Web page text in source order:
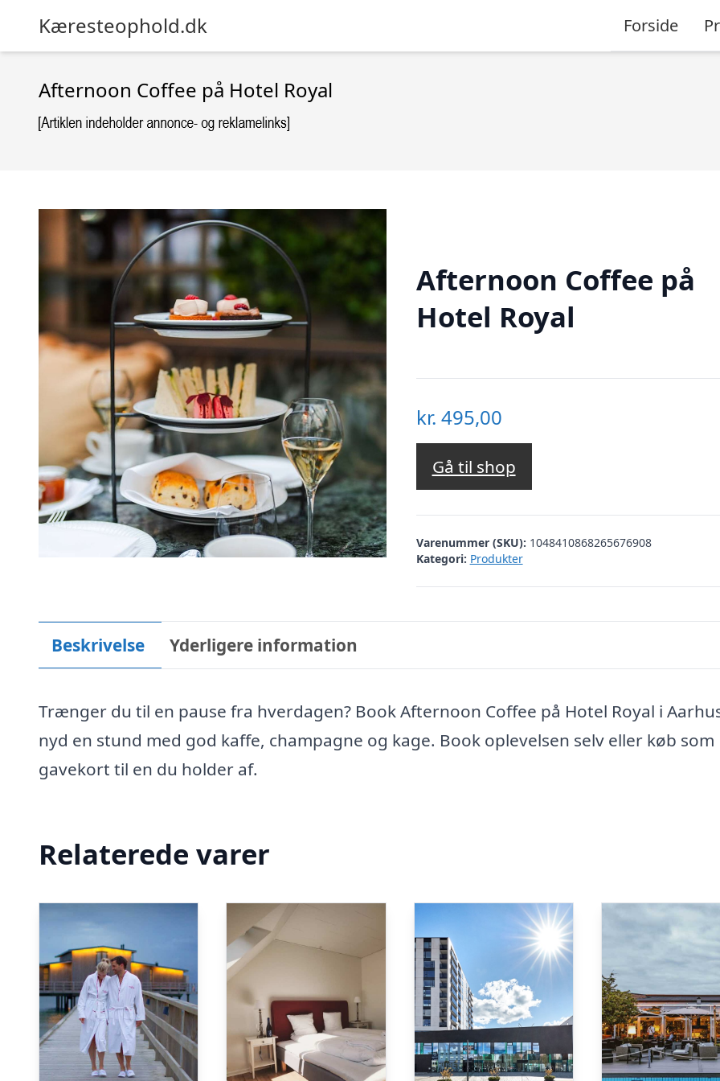
Kæresteophold.dk Forside
Afternoon Coffee på Hotel Royal
Afternoon Coffee på
Hotel Royal
kr. 495,00
Gå til shop
Varenummer (SKU): 1048410868265676908
Kategori: Produkter
Beskrivelse Yderligere information
Trænger du til en pause fra hverdagen? Book Afternoon Coffee på Hotel Royal i
nyd en stund med god kaffe, champagne og kage. Book oplevelsen selv eller køb som
gavekort til en du holder af.
Relaterede varer